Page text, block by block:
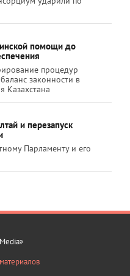
помощи до
процедур
законности в
Казахстана
и перезапуск
Парламенту и его
материалов